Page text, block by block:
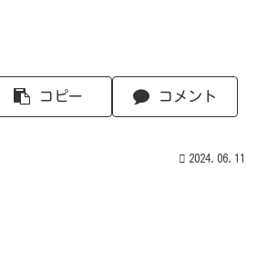
コピー コメント
2024.06.11